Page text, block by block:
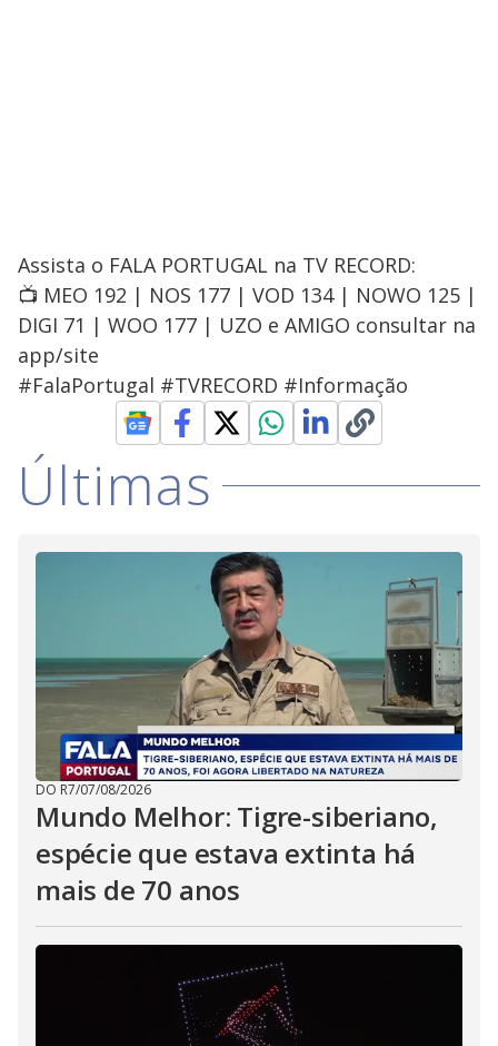
Assista o FALA PORTUGAL na TV RECORD:
📺 MEO 192 | NOS 177 | VOD 134 | NOWO 125 |
DIGI 71 | WOO 177 | UZO e AMIGO consultar na
app/site
#FalaPortugal #TVRECORD #Informação
Últimas
DO R7/07/08/2026
Mundo Melhor: Tigre-siberiano,
espécie que estava extinta há
mais de 70 anos